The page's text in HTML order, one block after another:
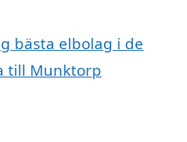
bästa elbolag i de
till Munktorp